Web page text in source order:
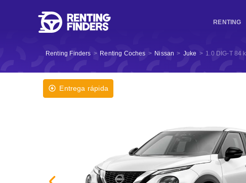
RENTING
Renting Finders > Renting Coches > Nissan > Juke > 1.0 DIG-T 84
Entrega rápida